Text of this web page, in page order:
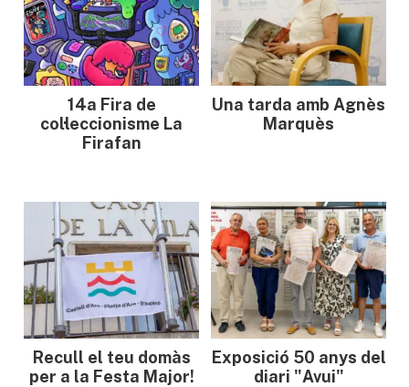
14a Fira de
col·leccionisme La
Firafan
Una tarda amb Agnès
Marquès
Recull el teu domàs
per a la Festa Major!
Exposició 50 anys del
diari "Avui"